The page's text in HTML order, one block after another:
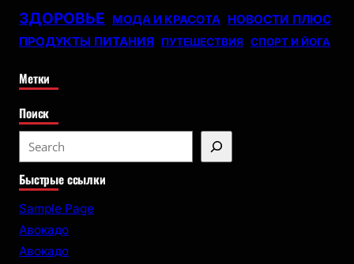
ЗДОРОВЬЕ МОДА И КРАСОТА НОВОСТИ ПЛЮС
ПРОДУКТЫ ПИТАНИЯ
ПУТЕШЕСТВИЯ СПОРТ И ЙОГА
Метки
Поиск
e
a
r
Быстрые ссылки
Sample Page
Авокадо
Авокадо